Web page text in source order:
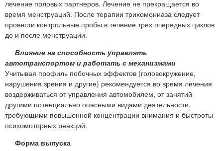
лечение половых партнеров. Лечение не прекращается во
время менструаций. После терапии трихомониаза следует
провести контрольные пробы в течение трех очередных циклов
до и после менструации.
Влияние на способность управлять
автотранспортом и работать с механизмами
Учитывая профиль побочных эффектов (головокружение,
нарушения зрения и другие) рекомендуется во время лечения
воздерживаться от управления автомобилем, от занятий
другими потенциально опасными видами деятельности,
требующими повышенной концентрации внимания и быстроты
психомоторных реакций.
Форма выпуска